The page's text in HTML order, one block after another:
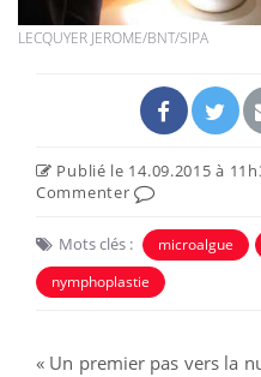
LECQUYER JEROME/BNT/SIPA
Publié le 14.09.2015 à
Commenter
Mots clés : microalgue
nymphoplastie
« Un premier pas vers la